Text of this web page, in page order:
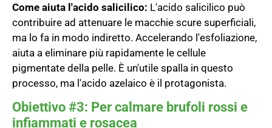
Come aiuta l'acido salicilico: L'acido salicilico può
contribuire ad attenuare le macchie scure superficiali,
ma lo fa in modo indiretto. Accelerando l'esfoliazione,
aiuta a eliminare più rapidamente le cellule
pigmentate della pelle. È un'utile spalla in questo
processo, ma l'acido azelaico è il protagonista.
Obiettivo #3: Per calmare brufoli rossi e
infiammati e rosacea